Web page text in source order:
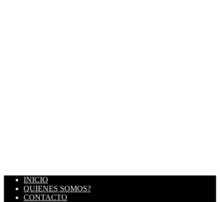
INICIO
QUIENES SOMOS?
CONTACTO